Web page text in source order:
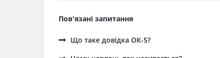
Пов'язані запитання
Що таке довідка ОК-5?